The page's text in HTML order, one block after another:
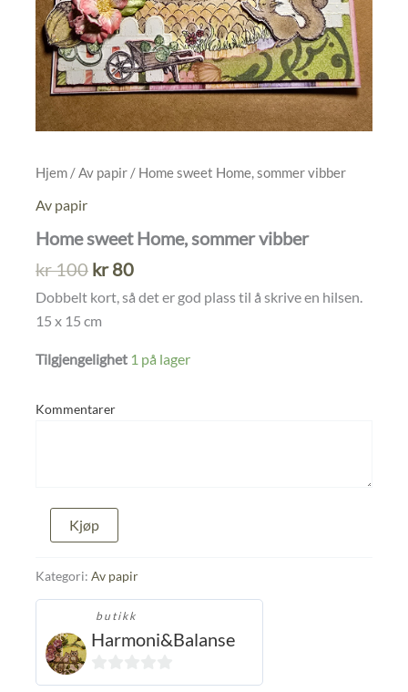
Hjem /Av papir / Home sweet Home, sommer vibber
Av papir
Home sweet Home, sommer vibber
kr100 Opprinnelig
pris
var:
kr80Nåværende
pris
Dobbelt kort, så det er god plass til å skrive en hilsen.
15 x 15 cm
Tilgjengelighet 1 på lager
Kommentarer
Home
sommer
antall
Kjøp
Kategori: Av papir
butikk
Harmoni&Balanse
0